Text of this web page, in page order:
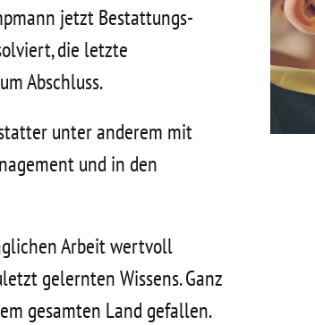
jetzt Bestattungs-
die letzte
Abschluss.
unter anderem mit
und in den
Arbeit wertvoll
gelernten Wissens. Ganz
gesamten Land gefallen.